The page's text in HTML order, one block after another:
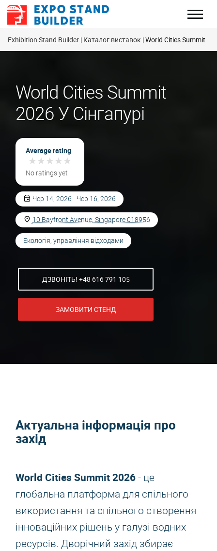
Перейти
Exhibition Stand Builder Каталог виставок World Cities Summit
World Cities Summit
2026 У Сінгапурі
Average rating
★★★★★
★★★★★
No ratings yet
Чер 14, 2026 - Чер 16, 2026
10 Bayfront Avenue, Singapore 018956
Екологія, управління відходами
ДЗВОНІТЬ! +48 616 791 105
ЗАМОВИТИ СТЕНД
Актуальна інформація про
захід
World Cities Summit 2026 - це
глобальна платформа для спільного
використання та спільного створення
інноваційних рішень у галузі водних
ресурсів. Дворічний захід збирає